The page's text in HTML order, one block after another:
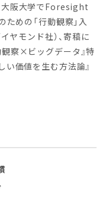
大阪大学でForesight
めの「行動観察」入
イヤモンド社）、寄稿に
観察×ビッグデータ』特
い価値を生む方法論』